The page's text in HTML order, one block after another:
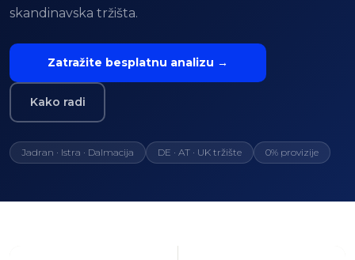
skandinavska tržišta.
Zatražite besplatnu analizu →
Kako radi
Jadran · Istra · Dalmacija DE · AT · UK tržište 0% provizije